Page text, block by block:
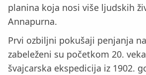
planina koja nosi više ljudskih
Annapurna.
Prvi ozbiljni pokušaji penjanja
zabeleženi su početkom 20.
švajcarska ekspedicija iz 1902.